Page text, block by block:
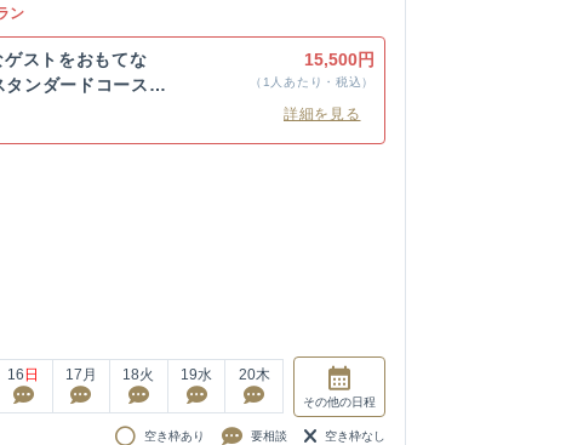
ン
ゲストをおもてな
ンダードコースプ
15,500円
（1人あたり・税込）
詳細を見る
16 日 17 月 18火 19水 20木
その他の日程
空き枠あり 要相談 空き枠なし